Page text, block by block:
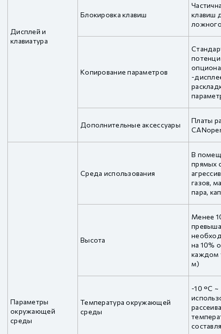
Дисплей и
клавиатура
Блокировка клавиш
клавиш
Копирование параметров
-
Дополнительные аксессуары
Платы
Параметры
окружающей
среды
Среда использования
В
прямых
газов,
пара,
Высота
Менее
на 10%
каждом
м)
Температура окружающей
среды
-10 °C ~